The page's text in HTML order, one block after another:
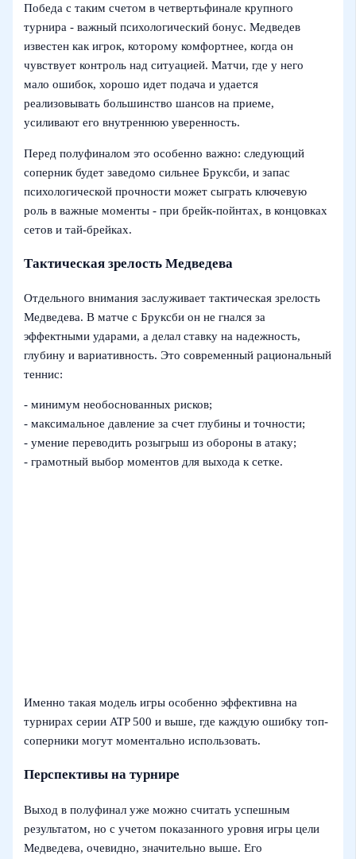
Победа с таким счетом в четвертьфинале крупного
турнира - важный психологический бонус. Медведев
известен как игрок, которому комфортнее, когда он
чувствует контроль над ситуацией. Матчи, где у него
мало ошибок, хорошо идет подача и удается
реализовывать большинство шансов на приеме,
усиливают его внутреннюю уверенность.
Перед полуфиналом это особенно важно: следующий
соперник будет заведомо сильнее Бруксби, и запас
психологической прочности может сыграть ключевую
роль в важные моменты - при брейк-пойнтах, в концовках
сетов и тай-брейках.
Тактическая зрелость Медведева
Отдельного внимания заслуживает тактическая зрелость
Медведева. В матче с Бруксби он не гнался за
эффектными ударами, а делал ставку на надежность,
глубину и вариативность. Это современный рациональный
теннис:
- минимум необоснованных рисков;
- максимальное давление за счет глубины и точности;
- умение переводить розыгрыш из обороны в атаку;
- грамотный выбор моментов для выхода к сетке.
Именно такая модель игры особенно эффективна на
турнирах серии ATP 500 и выше, где каждую ошибку топ-
соперники могут моментально использовать.
Перспективы на турнире
Выход в полуфинал уже можно считать успешным
результатом, но с учетом показанного уровня игры цели
Медведева, очевидно, значительно выше. Его